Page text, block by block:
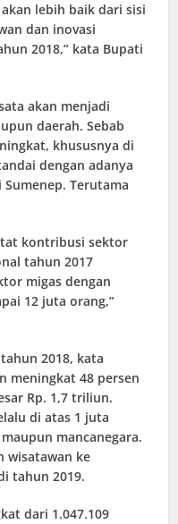
lebih baik dari sisi
dan inovasi
2018,” kata Bupati
akan menjadi
daerah. Sebab
khususnya di
dengan adanya
Terutama
kontribusi sektor
tahun 2017
migas dengan
12 juta orang,”
2018, kata
meningkat 48 persen
Rp. 1,7 triliun.
di atas 1 juta
mancanegara.
wisatawan ke
tahun 2019.
dari 1.047.109